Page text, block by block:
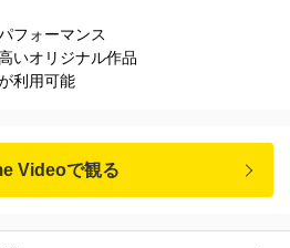
フォーマンス
いオリジナル作品
利用可能
Videoで観る